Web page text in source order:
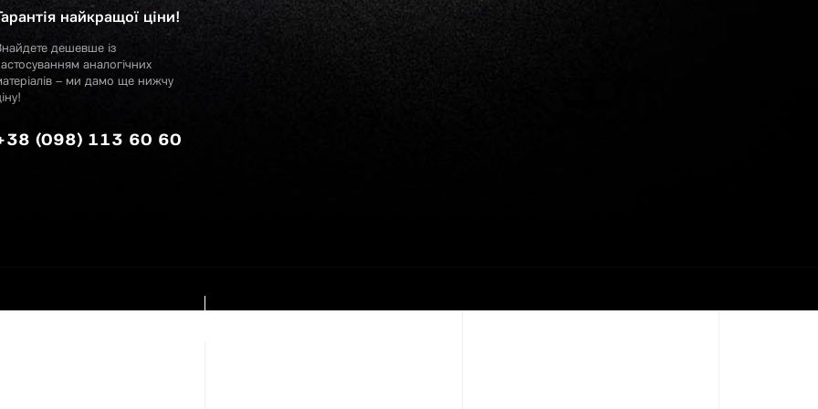
найкращої ціни!
дешевше із
аналогічних
– ми дамо ще нижчу
(098) 113 60 60